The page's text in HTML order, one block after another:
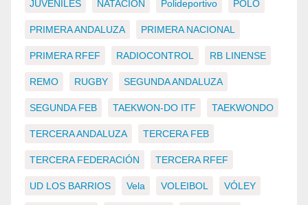
JUVENILES NATACIÓN Polideportivo POLO
PRIMERA ANDALUZA PRIMERA NACIONAL
PRIMERA RFEF RADIOCONTROL RB LINENSE
REMO RUGBY SEGUNDA ANDALUZA
SEGUNDA FEB TAEKWON-DO ITF TAEKWONDO
TERCERA ANDALUZA TERCERA FEB
TERCERA FEDERACIÓN TERCERA RFEF
UD LOS BARRIOS Vela VOLEIBOL VÓLEY